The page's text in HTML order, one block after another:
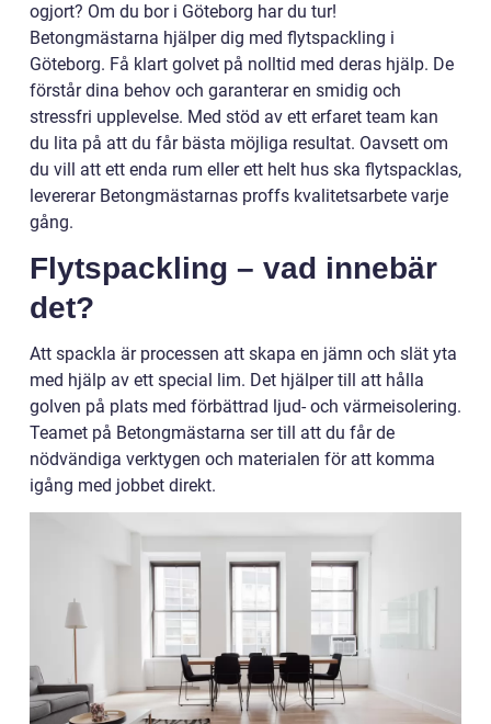
ogjort? Om du bor i Göteborg har du tur!
Betongmästarna hjälper dig med flytspackling i
Göteborg. Få klart golvet på nolltid med deras hjälp. De
förstår dina behov och garanterar en smidig och
stressfri upplevelse. Med stöd av ett erfaret team kan
du lita på att du får bästa möjliga resultat. Oavsett om
du vill att ett enda rum eller ett helt hus ska flytspacklas,
levererar Betongmästarnas proffs kvalitetsarbete varje
gång.
Flytspackling – vad innebär
det?
Att spackla är processen att skapa en jämn och slät yta
med hjälp av ett special lim. Det hjälper till att hålla
golven på plats med förbättrad ljud- och värmeisolering.
Teamet på Betongmästarna ser till att du får de
nödvändiga verktygen och materialen för att komma
igång med jobbet direkt.